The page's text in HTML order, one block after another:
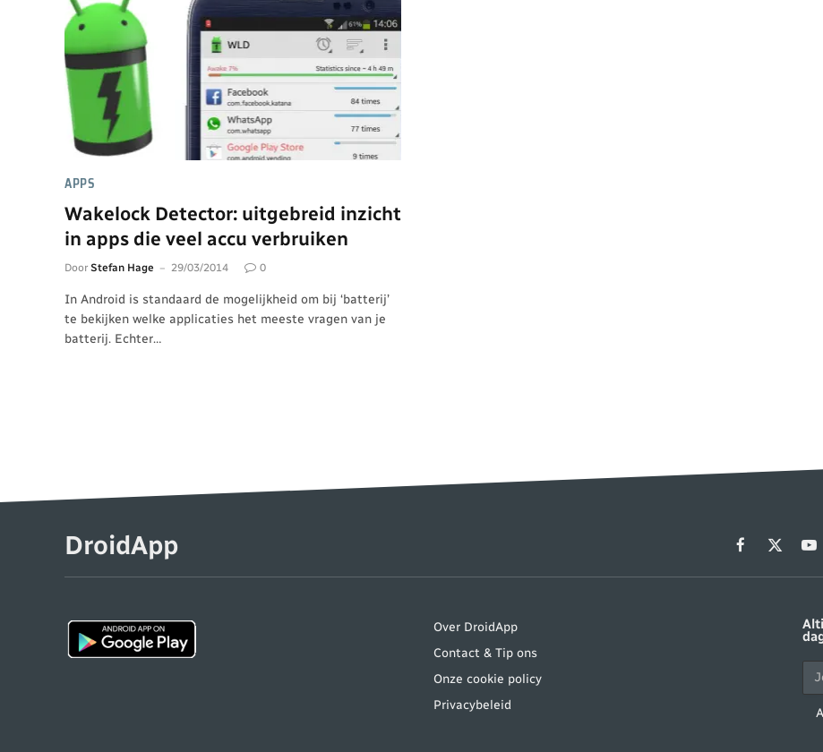
APPS
Wakelock Detector: uitgebreid inzicht
in apps die veel accu verbruiken
Door Stefan Hage 29/03/2014 0
In Android is standaard de mogelijkheid om bij ‘batterij’
te bekijken welke applicaties het meeste vragen van je
batterij. Echter…
DroidApp Facebook
X
Over DroidApp
Contact & Tip ons
Onze cookie policy
Privacybeleid